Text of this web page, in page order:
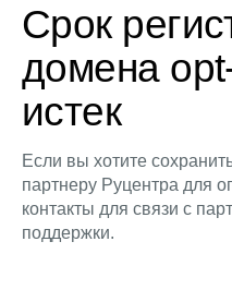
Срок
домена
истек
Если вы хотите
партнеру Руцентра для
контакты для связи с
поддержки.